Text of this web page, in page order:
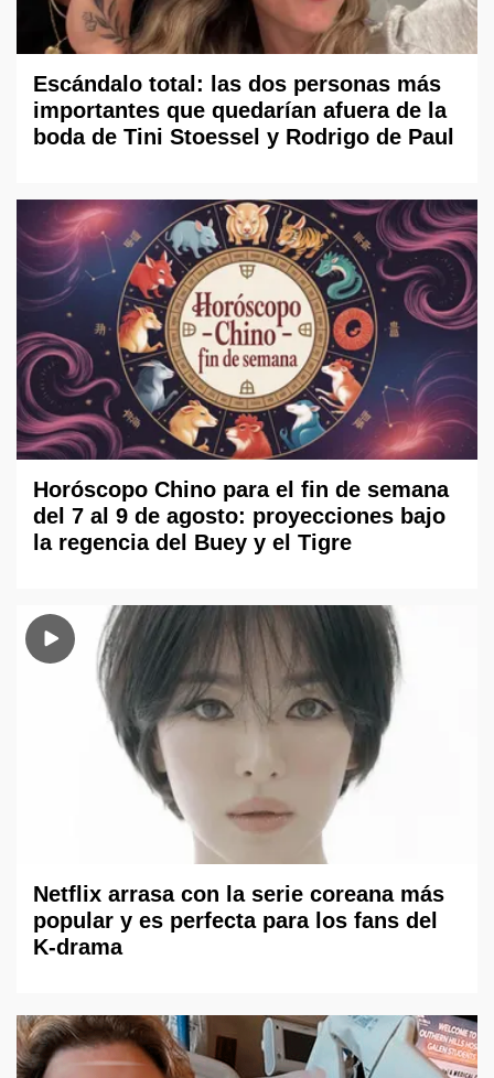
Escándalo total: las dos personas más
importantes que quedarían afuera de la
boda de Tini Stoessel y Rodrigo de Paul
Horóscopo Chino para el fin de semana
del 7 al 9 de agosto: proyecciones bajo
la regencia del Buey y el Tigre
Netflix arrasa con la serie coreana más
popular y es perfecta para los fans del
K-drama